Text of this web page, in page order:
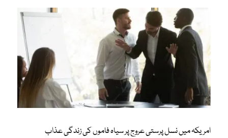
امریکہ میں نسل پرستی عروج پر سیاہ فاموں کی زندگی عذاب